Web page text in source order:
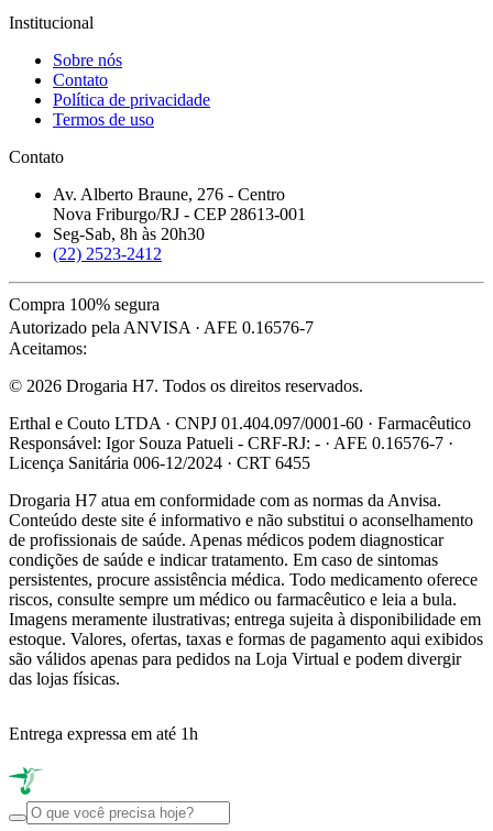
Institucional
Sobre nós
Contato
Política de privacidade
Termos de uso
Contato
Av. Alberto Braune, 276 - Centro
Nova Friburgo/RJ - CEP 28613-001
Seg-Sab, 8h às 20h30
(22) 2523-2412
Compra 100% segura
Autorizado pela ANVISA · AFE 0.16576-7
Aceitamos:
© 2026 Drogaria H7. Todos os direitos reservados.
Erthal e Couto LTDA · CNPJ 01.404.097/0001-60 · Farmacêutico
Responsável: Igor Souza Patueli - CRF-RJ: - · AFE 0.16576-7 ·
Licença Sanitária 006-12/2024 · CRT 6455
Drogaria H7 atua em conformidade com as normas da Anvisa.
Conteúdo deste site é informativo e não substitui o aconselhamento
de profissionais de saúde. Apenas médicos podem diagnosticar
condições de saúde e indicar tratamento. Em caso de sintomas
persistentes, procure assistência médica. Todo medicamento oferece
riscos, consulte sempre um médico ou farmacêutico e leia a bula.
Imagens meramente ilustrativas; entrega sujeita à disponibilidade em
estoque. Valores, ofertas, taxas e formas de pagamento aqui exibidos
são válidos apenas para pedidos na Loja Virtual e podem divergir
das lojas físicas.
Entrega expressa em até 1h